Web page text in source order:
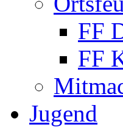
FF
FF
Jugend